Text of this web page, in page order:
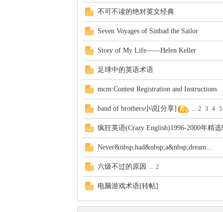
不可不读的绝对英文经典
Seven Voyages of Sinbad the Sailor
Story of My Life——Helen Keller
足球中的英语术语
mcm:Contest Registration and Instructions
band of brothers小说[分享] ... 2 3 4 5
疯狂英语(Crazy English)1996-2000年精
Never&nbsp;had&nbsp;a&nbsp;dream...
六级不过的原因 ... 2
电脑游戏术语[转帖]